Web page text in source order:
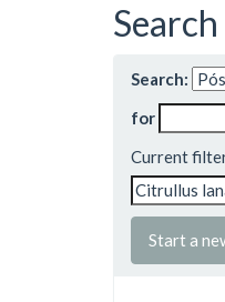
Search
Search:
for
Current
Start a